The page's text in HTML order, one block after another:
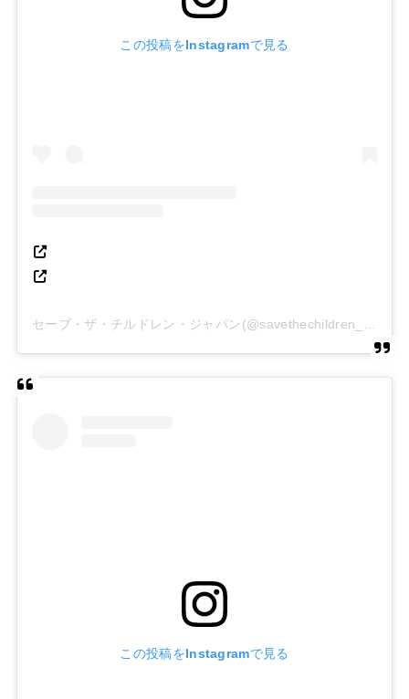
この投稿をInstagramで見る
セーブ・ザ・チルドレン・ジャパン(@savethechildren_japan)がシェアした投稿
この投稿をInstagramで見る